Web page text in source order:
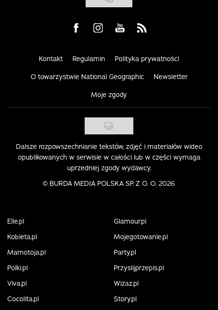
Visit us on Facebook
Visit us on Instagram
Visit us on Youtube
Visit us on Rss
Kontakt Regulamin Polityka prywatności
O towarzystwie National Geographic Newsletter
Moje zgody
Dalsze rozpowszechnianie tekstów, zdjęć i materiałów wideo
opublikowanych w serwisie w całości lub w części wymaga
uprzedniej zgody wydawcy.
© BURDA MEDIA POLSKA SP. Z O. O. 2026
Elle.pl
Glamour.pl
Kobieta.pl
Mojegotowanie.pl
Mamotoja.pl
Party.pl
Polki.pl
Przyslijprzepis.pl
Viva.pl
Wizaz.pl
Cocolita.pl
Story.pl